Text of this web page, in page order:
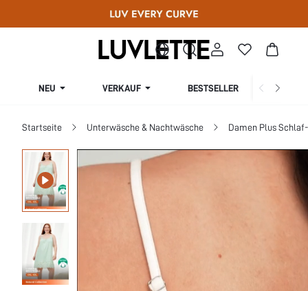
NEU VERKAUF BESTSELLER
Startseite Unterwäsche & Nachtwäsche Damen Plus